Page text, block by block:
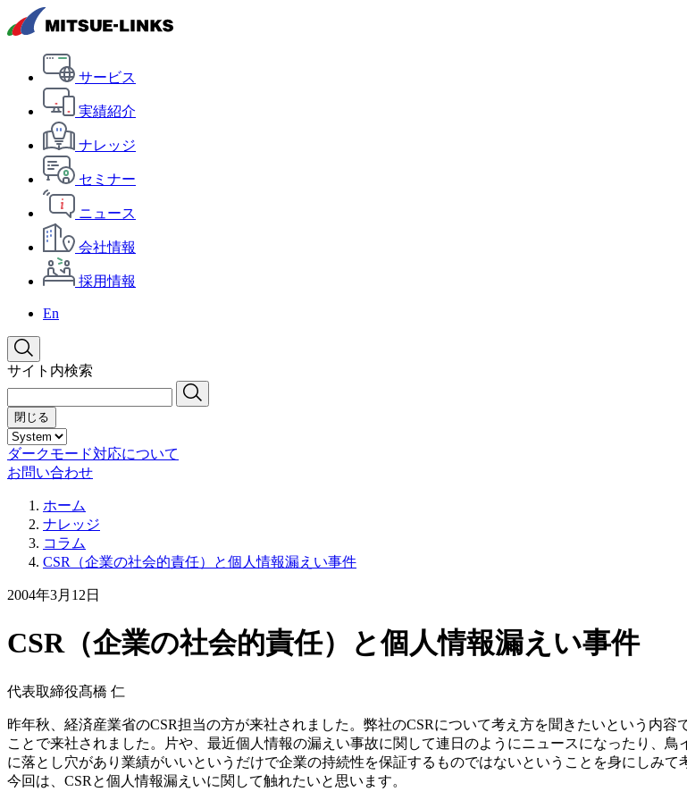
サービス
実績紹介
ナレッジ
セミナー
ニュース
会社情報
採用情報
En
サイト内検索
閉じる
ダークモード対応について
お問い合わせ
ホーム
ナレッジ
コラム
CSR（企業の社会的責任）と個人情報漏えい事件
2004年3月12日
CSR（企業の社会的責任）と個人情報漏えい事件
代表取締役髙橋 仁
昨年秋、経済産業省のCSR担当の方が来社されました。弊社のCSRについて考え方を聞きたいという内
ことで来社されました。片や、最近個人情報の漏えい事故に関して連日のようにニュースになったり、
に落とし穴があり業績がいいというだけで企業の持続性を保証するものではないということを身にしみて
今回は、CSRと個人情報漏えいに関して触れたいと思います。